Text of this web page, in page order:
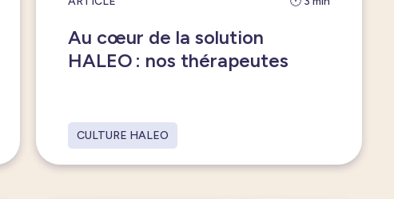
Au cœur de la solution
HALEO : nos thérapeutes
CULTURE HALEO